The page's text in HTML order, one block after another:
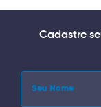
Cadastre